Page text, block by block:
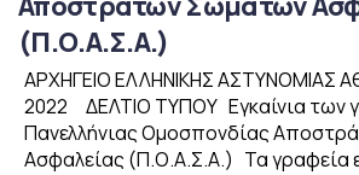
(Π.Ο.Α.Σ.Α.)
ΑΡΧΗΓΕΙΟ ΕΛΛΗΝΙΚΗΣ ΑΣΤΥΝΟΜΙΑΣ
2022 ΔΕΛΤΙΟ ΤΥΠΟΥ Εγκαίνια των
Πανελλήνιας Ομοσπονδίας
Ασφαλείας (Π.Ο.Α.Σ.Α.) Τα γραφεία